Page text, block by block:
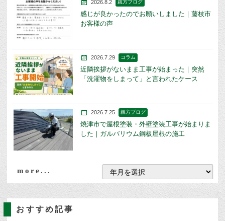
2026.8.2 親方ブログ
感じが良かったのでお願いしました｜藤枝市
お客様の声
2026.7.29 コラム
近隣挨拶がないまま工事が始まった｜突然
「洗濯物をしまって」と言われたケース
2026.7.25 親方ブログ
焼津市で屋根塗装・外壁塗装工事が始まりま
した｜ガルバリウム鋼板屋根の施工
more...
おすすめ記事